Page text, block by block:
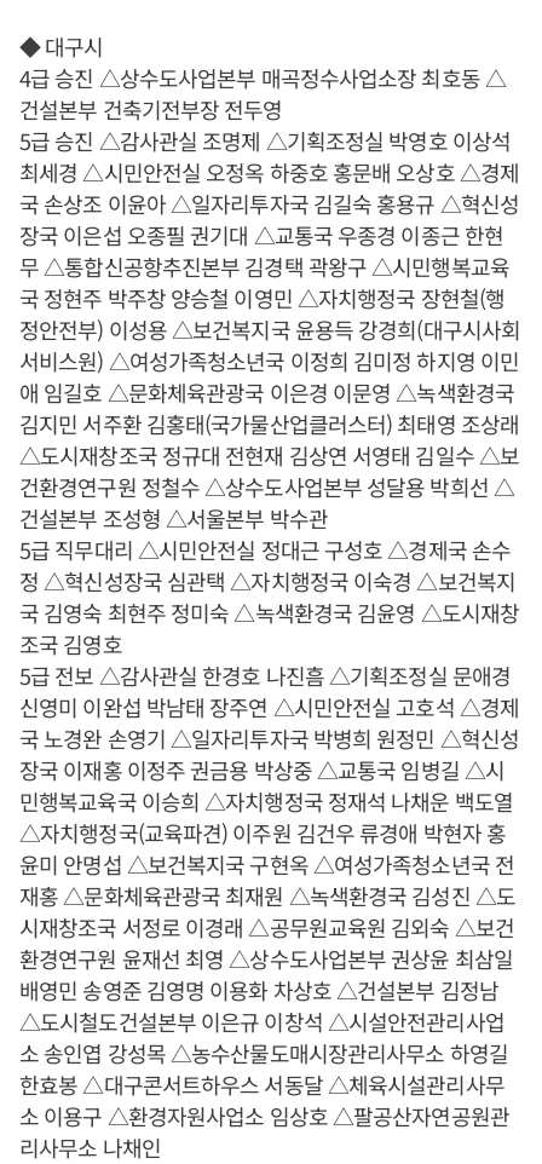
◆ 대구시
4급 승진 △상수도사업본부 매곡정수사업소장 최호동 △
건설본부 건축기전부장 전두영
5급 승진 △감사관실 조명제 △기획조정실 박영호 이상석
최세경 △시민안전실 오정옥 하중호 홍문배 오상호 △경제
국 손상조 이윤아 △일자리투자국 김길숙 홍용규 △혁신성
장국 이은섭 오종필 권기대 △교통국 우종경 이종근 한현
무 △통합신공항추진본부 김경택 곽왕구 △시민행복교육
국 정현주 박주창 양승철 이영민 △자치행정국 장현철(행
정안전부) 이성용 △보건복지국 윤용득 강경희(대구시사회
서비스원) △여성가족청소년국 이정희 김미정 하지영 이민
애 임길호 △문화체육관광국 이은경 이문영 △녹색환경국
김지민 서주환 김홍태(국가물산업클러스터) 최태영 조상래
△도시재창조국 정규대 전현재 김상연 서영태 김일수 △보
건환경연구원 정철수 △상수도사업본부 성달용 박희선 △
건설본부 조성형 △서울본부 박수관
5급 직무대리 △시민안전실 정대근 구성호 △경제국 손수
정 △혁신성장국 심관택 △자치행정국 이숙경 △보건복지
국 김영숙 최현주 정미숙 △녹색환경국 김윤영 △도시재창
조국 김영호
5급 전보 △감사관실 한경호 나진흠 △기획조정실 문애경
신영미 이완섭 박남태 장주연 △시민안전실 고호석 △경제
국 노경완 손영기 △일자리투자국 박병희 원정민 △혁신성
장국 이재홍 이정주 권금용 박상중 △교통국 임병길 △시
민행복교육국 이승희 △자치행정국 정재석 나채운 백도열
△자치행정국(교육파견) 이주원 김건우 류경애 박현자 홍
윤미 안명섭 △보건복지국 구현옥 △여성가족청소년국 전
재홍 △문화체육관광국 최재원 △녹색환경국 김성진 △도
시재창조국 서정로 이경래 △공무원교육원 김외숙 △보건
환경연구원 윤재선 최영 △상수도사업본부 권상윤 최삼일
배영민 송영준 김영명 이용화 차상호 △건설본부 김정남
△도시철도건설본부 이은규 이창석 △시설안전관리사업
소 송인엽 강성목 △농수산물도매시장관리사무소 하영길
한효봉 △대구콘서트하우스 서동달 △체육시설관리사무
소 이용구 △환경자원사업소 임상호 △팔공산자연공원관
리사무소 나채인